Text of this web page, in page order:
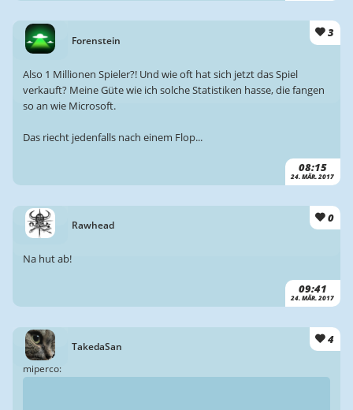
Forenstein
3
08:15
24. MÄR. 2017
Also 1 Millionen Spieler?! Und wie oft hat sich jetzt das Spiel
verkauft? Meine Güte wie ich solche Statistiken hasse, die fangen
so an wie Microsoft.
Das riecht jedenfalls nach einem Flop...
Rawhead
0
09:41
24. MÄR. 2017
Na hut ab!
TakedaSan
4
miperco: